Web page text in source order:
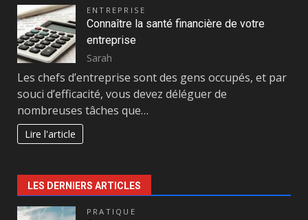
ENTREPRISE
Connaître la santé financière de votre
entreprise
Sarah
Les chefs d’entreprise sont des gens occupés, et par
souci d’efficacité, vous devez déléguer de
nombreuses tâches que…
Lire l'article
LES DERNIERS ARTICLES
PRATIQUE